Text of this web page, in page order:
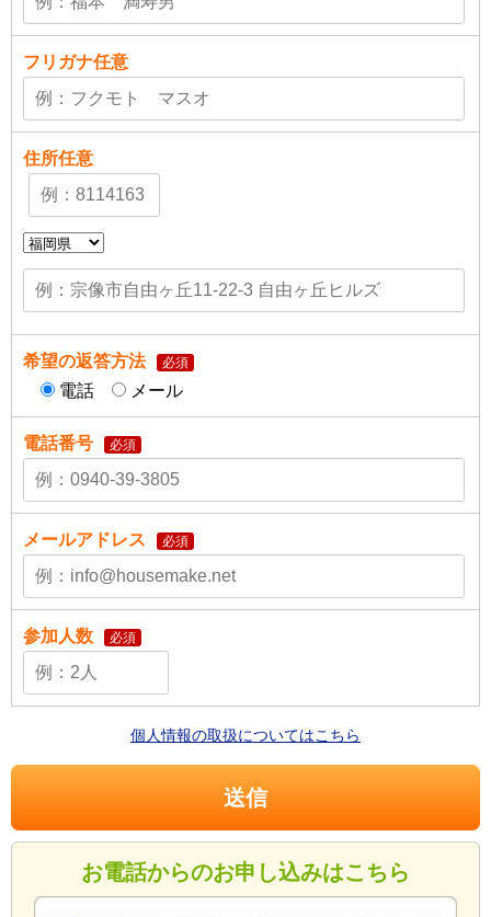
フリガナ任意
住所任意
希望の返答方法 必須
電話 メール
電話番号 必須
メールアドレス 必須
参加人数 必須
個人情報の取扱についてはこちら
お電話からのお申し込みはこちら